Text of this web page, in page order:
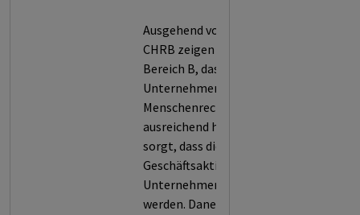
Ausgehend von der Methodik der
CHRB zeigen die starken Defizite in
Bereich B, dass der Vorstand des
Unternehmens die Bedeutung von
Menschenrechtsstandards weder
ausreichend hervorhebt noch dafür
sorgt, dass diese bei den
Geschäftsaktivitäten des
Unternehmens berücksichtigt
werden. Daneben bedeutet das